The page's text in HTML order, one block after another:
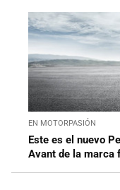
EN MOTORPASIÓN
Este es el nuevo
Avant de la marca